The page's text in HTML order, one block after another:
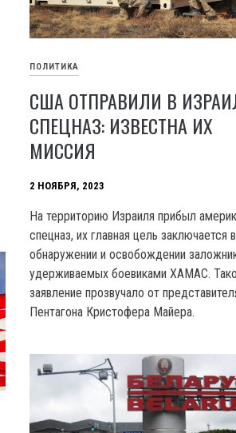
ПОЛИТИКА
США ОТПРАВИЛИ В
СПЕЦНАЗ: ИЗВЕСТНА ИХ
МИССИЯ
2 НОЯБРЯ, 2023
На территорию Израиля прибыл
спецназ, их главная цель заключается в
обнаружении и освобождении
удерживаемых боевиками XAMAC.
заявление прозвучало от
Пентагона Кристофера Майера.